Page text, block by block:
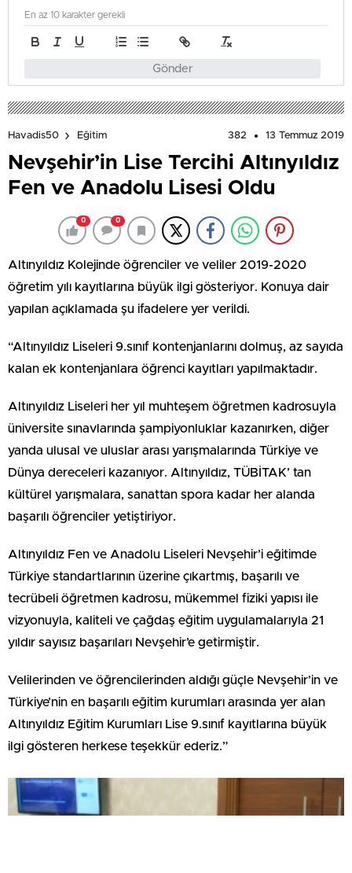
Gönder
En az 10 karakter gerekli
Havadis50 Eğitim 382 13 Temmuz 2019
Nevşehir’in Lise Tercihi Altınyıldız
Fen ve Anadolu Lisesi Oldu
0 0
Altınyıldız Kolejinde öğrenciler ve veliler 2019-2020
öğretim yılı kayıtlarına büyük ilgi gösteriyor. Konuya dair
yapılan açıklamada şu ifadelere yer verildi.
“Altınyıldız Liseleri 9.sınıf kontenjanlarını dolmuş, az sayıda
kalan ek kontenjanlara öğrenci kayıtları yapılmaktadır.
Altınyıldız Liseleri her yıl muhteşem öğretmen kadrosuyla
üniversite sınavlarında şampiyonluklar kazanırken, diğer
yanda ulusal ve uluslar arası yarışmalarında Türkiye ve
Dünya dereceleri kazanıyor. Altınyıldız, TÜBİTAK’ tan
kültürel yarışmalara, sanattan spora kadar her alanda
başarılı öğrenciler yetiştiriyor.
Altınyıldız Fen ve Anadolu Liseleri Nevşehir’i eğitimde
Türkiye standartlarının üzerine çıkartmış, başarılı ve
tecrübeli öğretmen kadrosu, mükemmel fiziki yapısı ile
vizyonuyla, kaliteli ve çağdaş eğitim uygulamalarıyla 21
yıldır sayısız başarıları Nevşehir’e getirmiştir.
Velilerinden ve öğrencilerinden aldığı güçle Nevşehir’in ve
Türkiye’nin en başarılı eğitim kurumları arasında yer alan
Altınyıldız Eğitim Kurumları Lise 9.sınıf kayıtlarına büyük
ilgi gösteren herkese teşekkür ederiz.”